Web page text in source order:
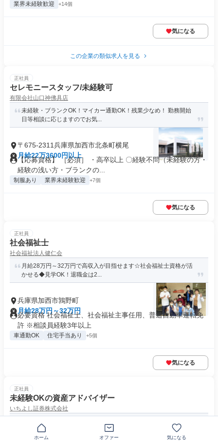
業界未経験歓迎 +14個
気になる
この企業の類似求人を見る
正社員
セレモニースタッフ/未経験可
有限会社山口神佛具店
未経験・ブランクOK！マイカー通勤OK！残業少なめ！ 勤務開始
日等相談に応じますのでお気...
〒675-2311兵庫県加西市北条町横尾
月給22万3600円以上
【応募資格】 ［必須］ ・高卒以上 〇経験不問（未経験の方・
経験の浅い方・ブランクの...
制服あり 業界未経験歓迎 +7個
気になる
正社員
社会福祉士
社会福祉法人健仁会
月給28万円～32万円で高収入が目指せます☆社会福祉士資格が活
かせる◆見学OK！退職金は2...
兵庫県加西市鶉野町
月給28万円～32万円
必要資格 社会福祉士、社会福祉主事任用、普通自動車運転免
許 ※相談員経験3年以上
車通勤OK 住宅手当あり +5個
気になる
正社員
未経験OKの資産アドバイザー
いちよし証券株式会社
ホーム オファー 気になる